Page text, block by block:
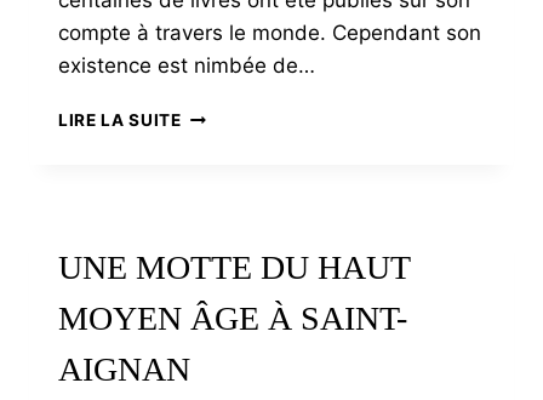
compte à travers le monde. Cependant son
existence est nimbée de…
LIRE LA SUITELE
PARIS”
UNE MOTTE DU HAUT
MOYEN ÂGE À SAINT-
AIGNAN